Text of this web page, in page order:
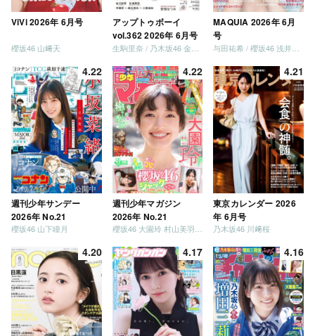
ViVi 2026年 6月号
櫻坂46 山﨑天
アップトゥボーイ
vol.362 2026年 6月号
MAQUIA 2026年 6月
号
4.22
週刊少年サンデー
2026年 No.21
櫻坂46 山下瞳月
4.22
週刊少年マガジン
2026年 No.21
櫻坂46 大園玲 村山美羽 稲熊ひな
4.21
東京カレンダー 2026
年 6月号
乃木坂46 川﨑桜
4.20 4.17 4.16